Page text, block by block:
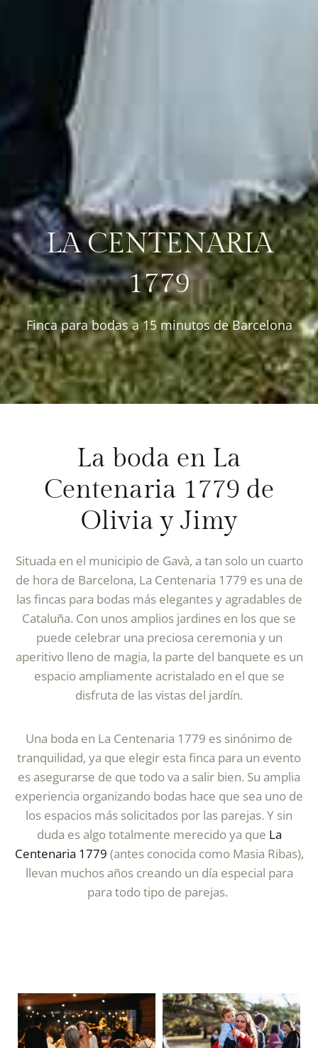
LA CENTENARIA
1779
Finca para bodas a 15 minutos de Barcelona
La boda en La
Centenaria 1779 de
Olivia y Jimy
Situada en el municipio de Gavà, a tan solo un cuarto
de hora de Barcelona, La Centenaria 1779 es una de
las fincas para bodas más elegantes y agradables de
Cataluña. Con unos amplios jardines en los que se
puede celebrar una preciosa ceremonia y un
aperitivo lleno de magia, la parte del banquete es un
espacio ampliamente acristalado en el que se
disfruta de las vistas del jardín.
Una boda en La Centenaria 1779 es sinónimo de
tranquilidad, ya que elegir esta finca para un evento
es asegurarse de que todo va a salir bien. Su amplia
experiencia organizando bodas hace que sea uno de
los espacios más solicitados por las parejas. Y sin
duda es algo totalmente merecido ya que La
Centenaria 1779 (antes conocida como Masia Ribas),
llevan muchos años creando un día especial para
para todo tipo de parejas.